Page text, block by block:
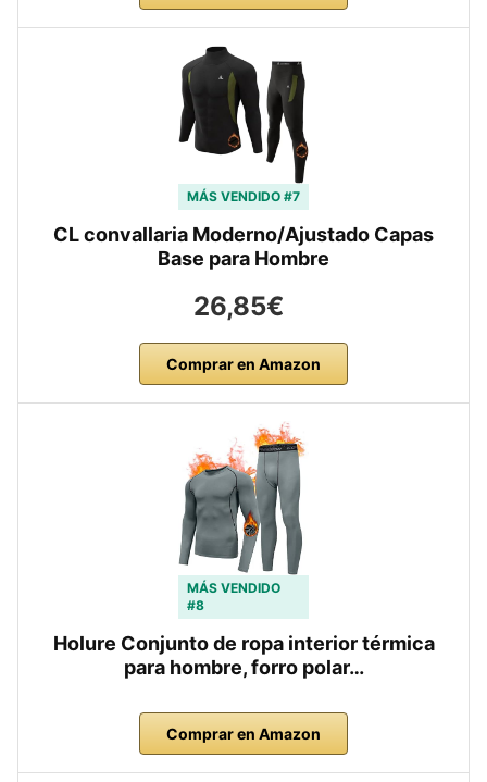
MÁS VENDIDO #7
CL convallaria Moderno/Ajustado Capas
Base para Hombre
26,85€
Comprar en Amazon
MÁS VENDIDO
#8
Holure Conjunto de ropa interior térmica
para hombre, forro polar…
Comprar en Amazon